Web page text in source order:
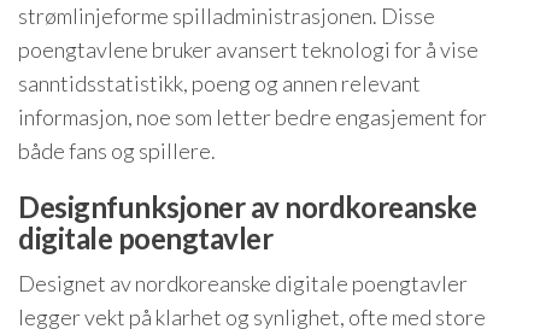
strømlinjeforme spilladministrasjonen. Disse
poengtavlene bruker avansert teknologi for å vise
sanntidsstatistikk, poeng og annen relevant
informasjon, noe som letter bedre engasjement for
både fans og spillere.
Designfunksjoner av nordkoreanske
digitale poengtavler
Designet av nordkoreanske digitale poengtavler
legger vekt på klarhet og synlighet, ofte med store